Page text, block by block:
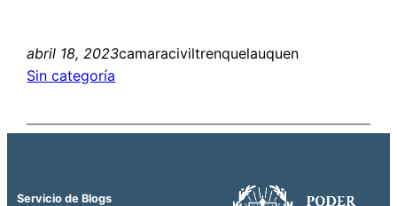
abril 18, 2023camaraciviltrenquelauquen
Sin categoría
Servicio de Blogs